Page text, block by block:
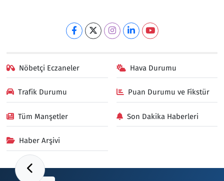
Nöbetçi Eczaneler Hava Durumu
Trafik Durumu Puan Durumu ve Fikstür
Tüm Manşetler Son Dakika Haberleri
Haber Arşivi